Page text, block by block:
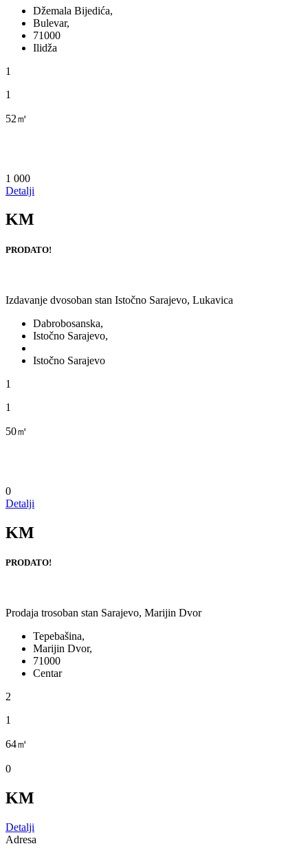
Džemala Bijedića,
Bulevar,
71000
Ilidža
1
1
52㎡
1 000
Detalji
KM
PRODATO!
Izdavanje dvosoban stan Istočno Sarajevo, Lukavica
Dabrobosanska,
Istočno Sarajevo,
Istočno Sarajevo
1
1
50㎡
0
Detalji
KM
PRODATO!
Prodaja trosoban stan Sarajevo, Marijin Dvor
Tepebašina,
Marijin Dvor,
71000
Centar
2
1
64㎡
0
KM
Detalji
Adresa